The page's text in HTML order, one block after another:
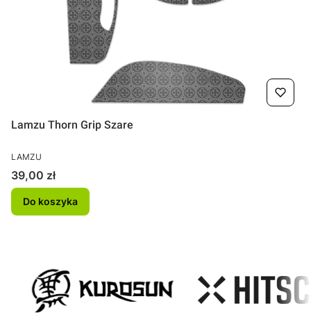
Lamzu Thorn Grip Szare
PRODUCENT
LAMZU
Cena
39,00 zł
Do koszyka